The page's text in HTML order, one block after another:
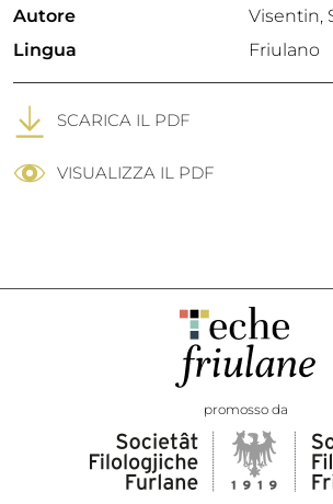
Autore
Visentin,
Lingua
Friulano
SCARICA IL PDF
VISUALIZZA IL PDF
promosso da